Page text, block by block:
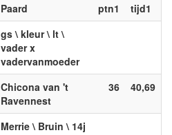
Paard ptn1
tijd1
gs \ kleur \ lt \
vader x
vadervanmoeder
Chicona van 't
Ravennest
36 40,69
Merrie \ Bruin \ 14j